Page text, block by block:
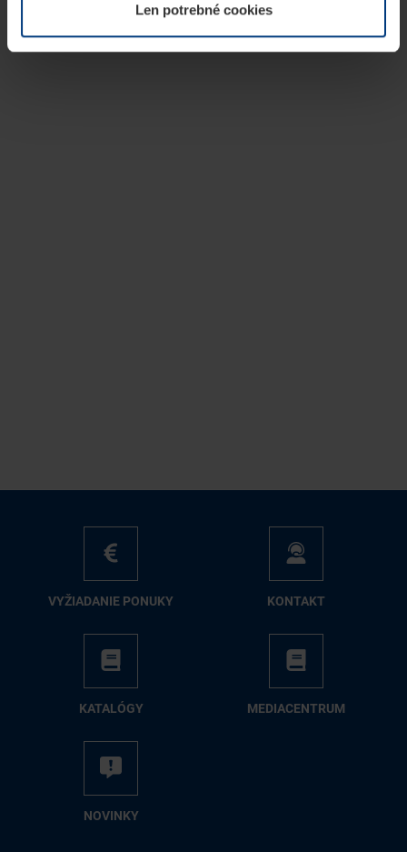
našej webovej stránky.Len potrebné cookies
VY­ŽIA­DA­NIE PO­NU­KY KON­TAKT
KA­TA­LÓ­GY ME­DIA­CEN­TRUM
NO­VIN­KY